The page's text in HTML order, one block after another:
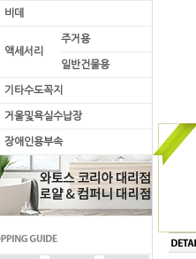
비데
액세서리
주거용
일반건물용
기타수도꼭지
거울및욕실수납장
장애인용부속